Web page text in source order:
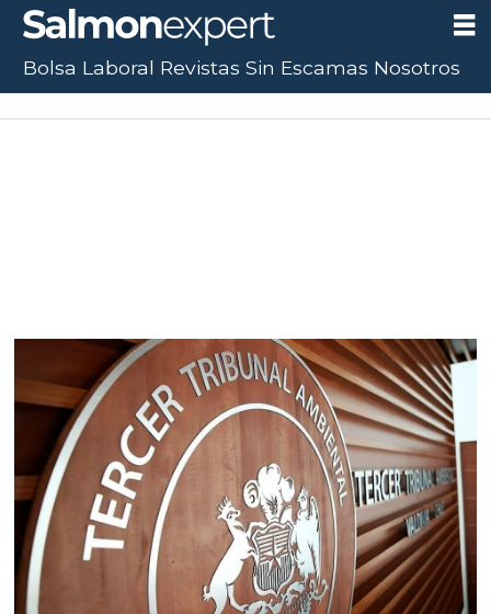
Bolsa Laboral Revistas Sin Escamas Nosotros